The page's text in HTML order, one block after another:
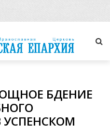
БДЕНИЕ
УСПЕНСКОМ